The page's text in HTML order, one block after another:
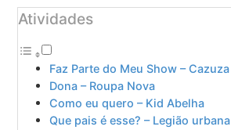
Atividades
Faz Parte do Meu Show – Cazuza
Dona – Roupa Nova
Como eu quero – Kid Abelha
Que pais é esse? – Legião urbana